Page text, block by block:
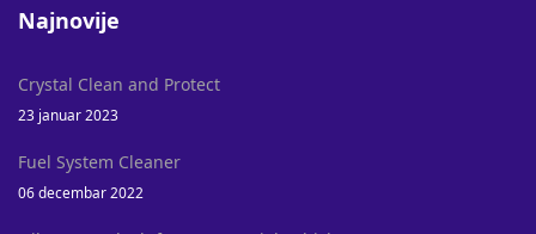
Najnovije
Crystal Clean and Protect
23 januar 2023
Fuel System Cleaner
06 decembar 2022